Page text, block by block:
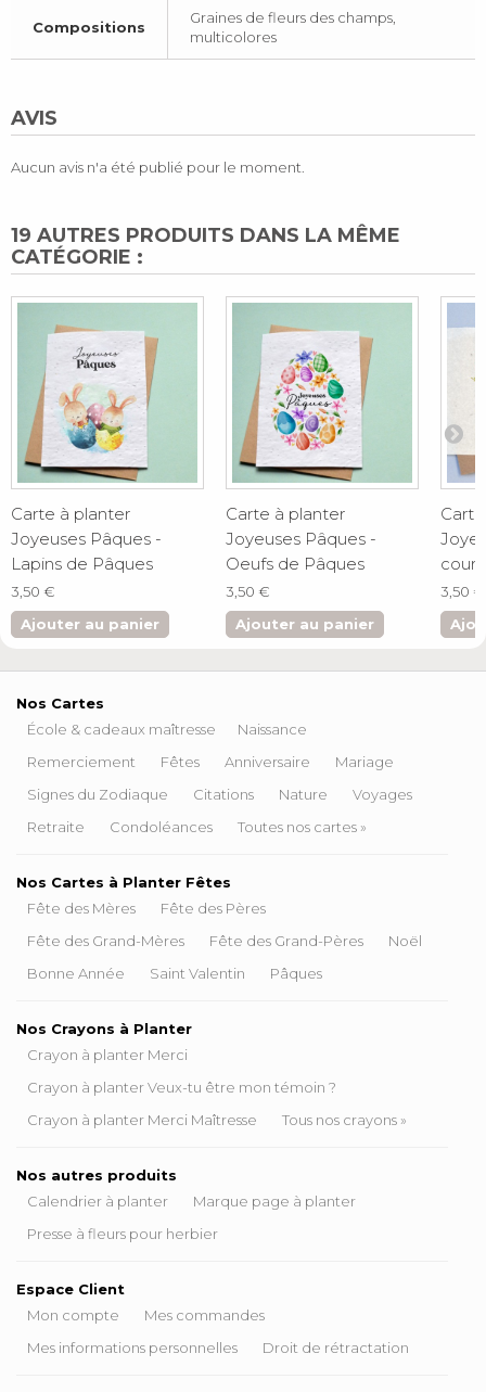
Compositions
Graines de fleurs des champs,
multicolores
AVIS
Aucun avis n'a été publié pour le moment.
19 AUTRES PRODUITS DANS LA MÊME
CATÉGORIE :
Carte à planter
Joyeuses Pâques -
Lapins de Pâques
3,50 €
Ajouter au panier
Carte à planter
Joyeuses Pâques -
Oeufs de Pâques
3,50 €
Ajouter au panier
3,50 €
Nos Cartes
École & cadeaux maîtresse
Naissance
Remerciement
Fêtes Anniversaire
Mariage
Signes du Zodiaque
Citations Nature
Voyages
Retraite
Condoléances Toutes nos cartes »
Nos Cartes à Planter Fêtes
Fête des Mères
Fête des Pères
Fête des Grand-Mères
Fête des Grand-Pères
Noël
Bonne Année
Saint Valentin Pâques
Nos Crayons à Planter
Crayon à planter Merci
Crayon à planter Veux-tu être mon témoin ?
Crayon à planter Merci Maîtresse
Tous nos crayons »
Nos autres produits
Calendrier à planter
Marque page à planter
Presse à fleurs pour herbier
Espace Client
Mon compte
Mes commandes
Mes informations personnelles
Droit de rétractation